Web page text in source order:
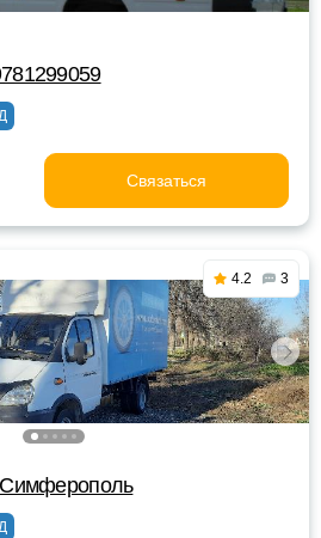
Связаться
4.2 3